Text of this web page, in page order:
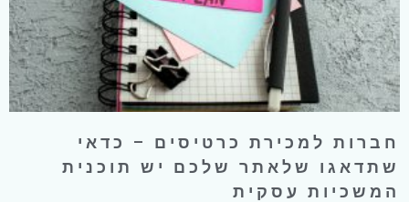
חברות למכירת כרטיסים – כדאי
שתדאגו שלאתר שלכם יש תוכנית
המשכיות עסקית